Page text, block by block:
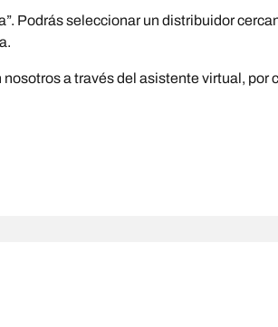
Podrás seleccionar un distribuidor
a través del asistente virtual,